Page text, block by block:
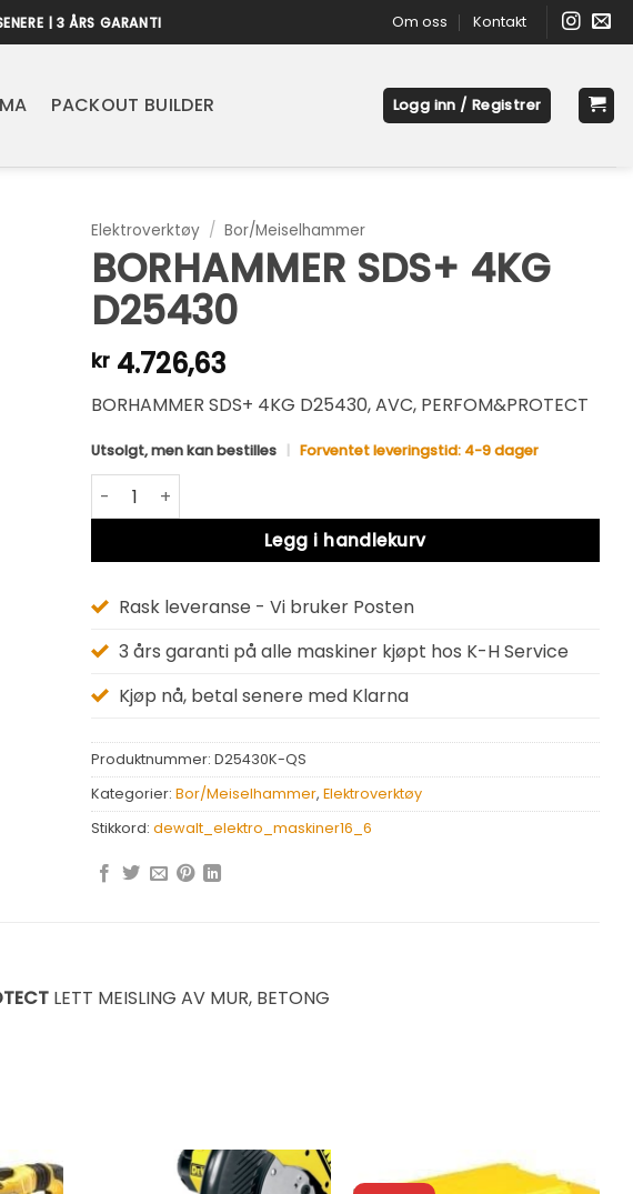
| 3 ÅRS GARANTI Om oss Kontakt
PACKOUT BUILDER Logg inn / Registrer
Elektroverktøy / Bor/Meiselhammer
BORHAMMER SDS+ 4KG
D25430
kr4.726,63
BORHAMMER SDS+ 4KG D25430, AVC, PERFOM&PROTECT
Utsolgt, men kan bestilles Forventet leveringstid: 4-9 dager
BORHAMMER SDS+ 4KG D25430 antall
Legg i handlekurv
Alternative:
Rask leveranse - Vi bruker Posten
3 års garanti på alle maskiner kjøpt hos K-H Service
Kjøp nå, betal senere med Klarna
Produktnummer: D25430K-QS
Kategorier: Bor/Meiselhammer, Elektroverktøy
Stikkord: dewalt_elektro_maskiner16_6
LETT MEISLING AV MUR, BETONG